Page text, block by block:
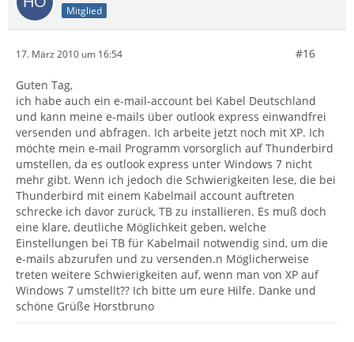
Mitglied
17. März 2010 um 16:54 #16
Guten Tag,
ich habe auch ein e-mail-account bei Kabel Deutschland
und kann meine e-mails über outlook express einwandfrei
versenden und abfragen. Ich arbeite jetzt noch mit XP. Ich
möchte mein e-mail Programm vorsorglich auf Thunderbird
umstellen, da es outlook express unter Windows 7 nicht
mehr gibt. Wenn ich jedoch die Schwierigkeiten lese, die bei
Thunderbird mit einem Kabelmail account auftreten
schrecke ich davor zurück, TB zu installieren. Es muß doch
eine klare, deutliche Möglichkeit geben, welche
Einstellungen bei TB für Kabelmail notwendig sind, um die
e-mails abzurufen und zu versenden.n Möglicherweise
treten weitere Schwierigkeiten auf, wenn man von XP auf
Windows 7 umstellt?? Ich bitte um eure Hilfe. Danke und
schöne Grüße Horstbruno